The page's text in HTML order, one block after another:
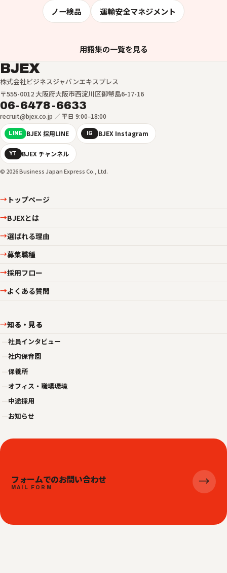
ノー検品 運輸安全マネジメント
用語集の一覧を見る
BJEX
株式会社ビジネスジャパンエキスプレス
〒555-0012 大阪府大阪市西淀川区御幣島6-17-16
06-6478-6633
recruit@bjex.co.jp ／ 平日 9:00–18:00
LINE BJEX 採用LINE IG BJEX Instagram
YT BJEX チャンネル
© 2026 Business Japan Express Co., Ltd.
→ トップページ
→BJEXとは
→選ばれる理由
→募集職種
→採用フロー
→よくある質問
→知る・見る
社員インタビュー
社内保育園
保養所
オフィス・職場環境
中途採用
お知らせ
フォームでのお問い合わせ
MAIL FORM →